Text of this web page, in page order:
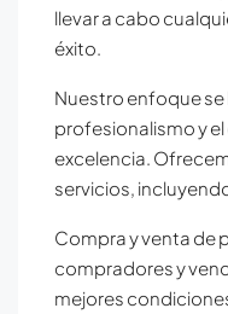
llevar a cabo
éxito.
Nuestro enfoque se
profesionalismo y
excelencia.
servicios,
Compra y venta de
compradores y
mejores